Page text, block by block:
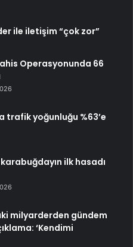
ile iletişim “çok zor”
Operasyonunda 66
yoğunluğu %63’e
ilk hasadı
milyarderden gündem
‘Kendimi